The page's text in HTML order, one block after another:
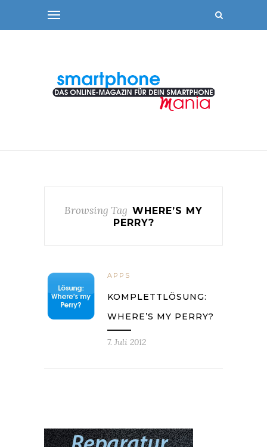
Browsing Tag WHERE’S MY
PERRY?
APPS
KOMPLETTLÖSUNG:
WHERE’S MY PERRY?
7. Juli 2012